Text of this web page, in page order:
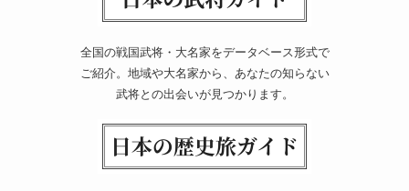
全国の戦国武将・大名家をデータベース形式で
ご紹介。地域や大名家から、あなたの知らない
武将との出会いが見つかります。